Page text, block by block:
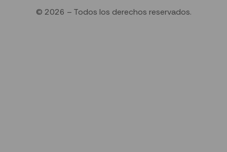
© 2026 – Todos los derechos reservados.